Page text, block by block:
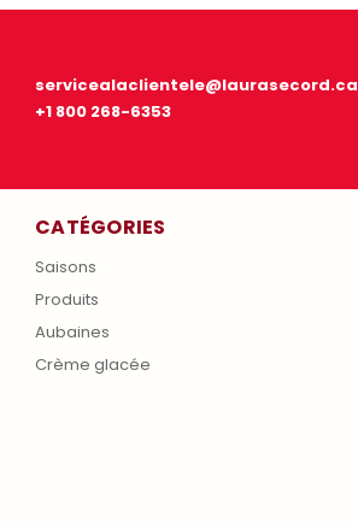
servicealaclientele@laurasecord.ca
+1 800 268-6353
CATÉGORIES
Saisons
Produits
Aubaines
Crème glacée